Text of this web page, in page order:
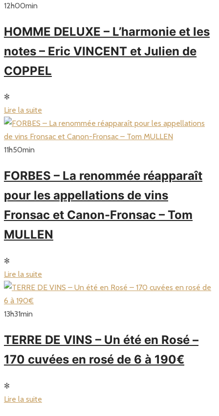
12h00min
HOMME DELUXE – L’harmonie et les
notes – Eric VINCENT et Julien de
COPPEL
✻
Lire la suite
11h50min
FORBES – La renommée réapparaît
pour les appellations de vins
Fronsac et Canon-Fronsac – Tom
MULLEN
✻
Lire la suite
13h31min
TERRE DE VINS – Un été en Rosé –
170 cuvées en rosé de 6 à 190€
✻
Lire la suite